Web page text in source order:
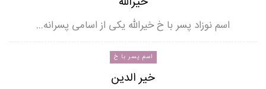
اسم نوزاد پسر با خ خیرالله یکی از اسامی پسرانه…
اسم پسر با خ
خیر الدین